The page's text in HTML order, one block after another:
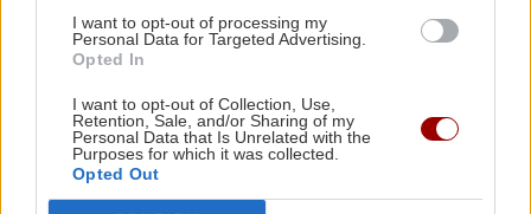
I want to opt-out of processing my
Personal Data for Targeted Advertising.
Opted In
I want to opt-out of Collection, Use,
Retention, Sale, and/or Sharing of my
Personal Data that Is Unrelated with the
Purposes for which it was collected.
Opted Out
ΙΣΑ: Ζητάει άμεση αναστολή της
υποχρεωτικής καταχώρισης διαγνωστικών
ΚΡΗΤΗ
Κρήτη - Θερινές εκπτώσεις: Με "αιμοδότες"
ΠΕΡΙΣΣΟΤΕΡΑ